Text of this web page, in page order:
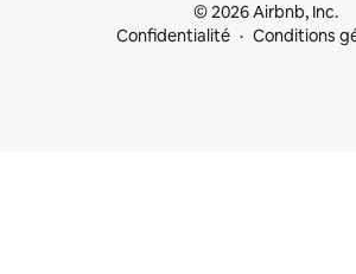
© 2026 Airbnb, Inc.
Confidentialité
Conditions